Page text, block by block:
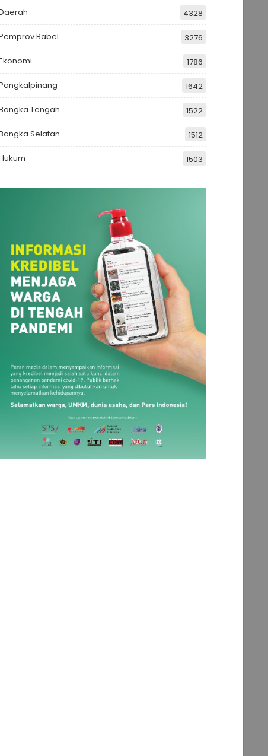
4328
Babel 3276
1786
1642
Tengah 1522
Selatan 1512
1503